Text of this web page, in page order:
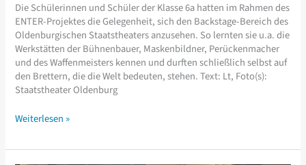
Die Schülerinnen und Schüler der Klasse 6a hatten im Rahmen des
ENTER-Projektes die Gelegenheit, sich den Backstage-Bereich des
Oldenburgischen Staatstheaters anzusehen. So lernten sie u.a. die
Werkstätten der Bühnenbauer, Maskenbildner, Perückenmacher
und des Waffenmeisters kennen und durften schließlich selbst auf
den Brettern, die die Welt bedeuten, stehen. Text: Lt, Foto(s):
Staatstheater Oldenburg
Auf
Weiterlesen »